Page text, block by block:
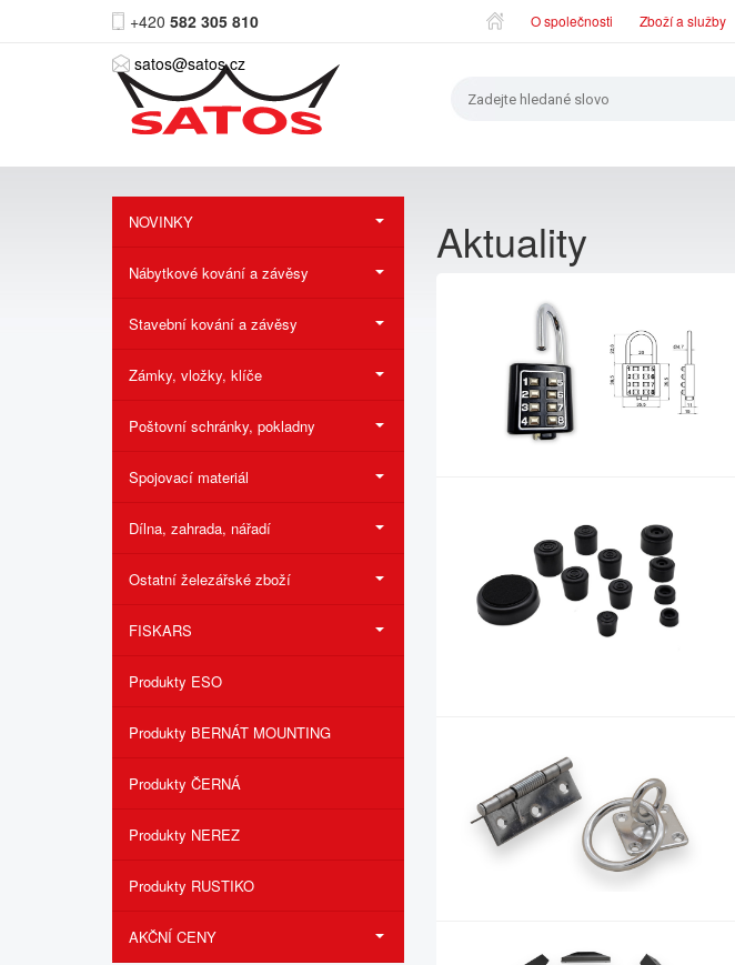
+420 582 305 810
satos@satos.cz
O společnosti Zboží a služby
NOVINKY
Nábytkové kování a závěsy
Stavební kování a závěsy
Zámky, vložky, klíče
Poštovní schránky, pokladny
Spojovací materiál
Dílna, zahrada, nářadí
Ostatní železářské zboží
FISKARS
Produkty ESO
Produkty BERNÁT MOUNTING
Produkty ČERNÁ
Produkty NEREZ
Produkty RUSTIKO
AKČNÍ CENY
Aktuality